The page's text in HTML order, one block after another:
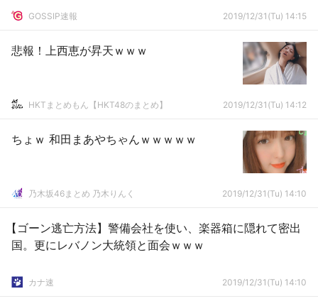
GOSSIP速報 2019/12/31(Tu) 14:15
悲報！上西恵が昇天ｗｗｗ
HKTまとめもん【HKT48のまとめ】 2019/12/31(Tu) 14:12
ちょｗ 和田まあやちゃんｗｗｗｗｗ
乃木坂46まとめ 乃木りんく 2019/12/31(Tu) 14:10
【ゴーン逃亡方法】警備会社を使い、楽器箱に隠れて密出
国。更にレバノン大統領と面会ｗｗｗ
カナ速 2019/12/31(Tu) 14:10